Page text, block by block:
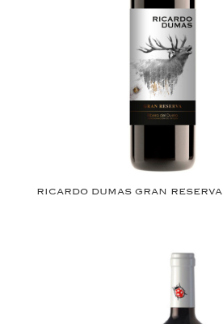
RICARDO DUMAS GRAN RESERVA